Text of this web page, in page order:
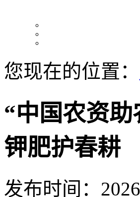
您现在的位置：
“中国农资
钾肥护春耕
发布时间：